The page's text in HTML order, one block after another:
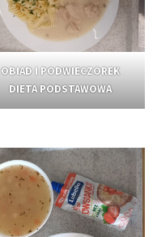
OBIAD I PODWIECZOREK
DIETA PODSTAWOWA